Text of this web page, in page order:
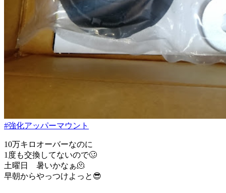
#強化アッパーマウント
10万キロオーバーなのに
1度も交換してないので🥴
土曜日 暑いかなぁ🫠
早朝からやっつけよっと😎